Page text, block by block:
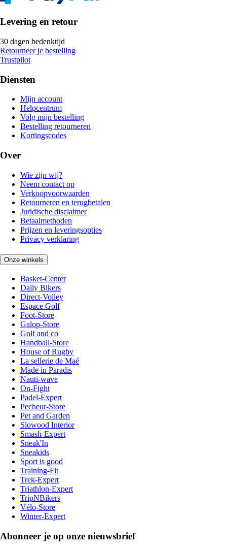
Levering en retour
30 dagen bedenktijd
Retourneer je bestelling
Trustpilot
Diensten
Mijn account
Helpcentrum
Volg mijn bestelling
Bestelling retourneren
Kortingscodes
Over
Wie zijn wij?
Neem contact op
Verkoopvoorwaarden
Retourneren en terugbetalen
Juridische disclaimer
Betaalmethoden
Prijzen en leveringsopties
Privacy verklaring
Onze winkels
Basket-Center
Daily Bikers
Direct-Volley
Espace Golf
Foot-Store
Galop-Store
Golf and co
Handball-Store
House of Rugby
La sellerie de Maé
Made in Paradis
Nauti-wave
On-Fight
Padel-Expert
Pecheur-Store
Pet and Garden
Slowood Interior
Smash-Expert
Sneak'In
Sneakids
Sport is good
Training-Fit
Trek-Expert
Triathlon-Expert
TripNBikers
Vélo-Store
Winter-Expert
Abonneer je op onze nieuwsbrief